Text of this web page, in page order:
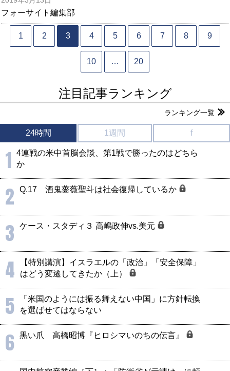
フォーサイト編集部
1 2 3 4 5 6 7 8 9
10 … 20
注目記事ランキング
ランキング一覧
24時間 1週間 f
1 4連戦の米中首脳会談、第1戦で勝ったのはどちら
か
2 Q.17 酒鬼薔薇聖斗は社会復帰しているか
3 ケース・スタディ３ 高嶋政伸vs.美元
4
【特別講演】イスラエルの「政治」「安全保障」
はどう変遷してきたか（上）
5
「米国のようには振る舞えない中国」に方針転換
を選ばせてはならない
6 黒い爪 高橋昭博『ヒロシマいのちの伝言』